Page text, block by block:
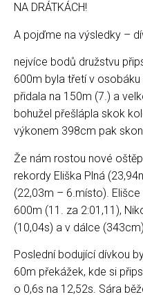
NA DRÁTKÁCH!
A pojďme na výsledky –
nejvíce bodů družstvu
600m byla třetí v
přidala na 150m (7.) a
bohužel přešlápla skok
výkonem 398cm pak
Že nám rostou nové
rekordy Eliška Plná
(22,03m – 6.místo). Elišce
600m (11. za 2:01,11),
(10,04s) a v dálce (343cm).
Poslední bodující dívkou
60m překážek, kde si
o 0,6s na 12,52s. Sára